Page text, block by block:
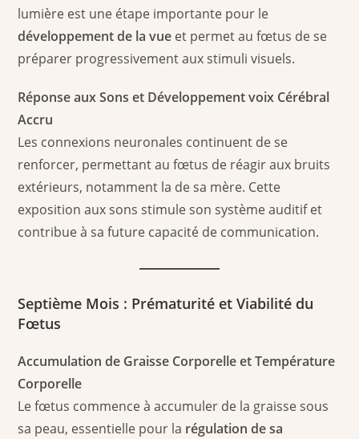
lumière est une étape importante pour le
développement de la vue et permet au fœtus de se
préparer progressivement aux stimuli visuels.
Réponse aux Sons et Développement voix Cérébral
Accru
Les connexions neuronales continuent de se
renforcer, permettant au fœtus de réagir aux bruits
extérieurs, notamment la de sa mère. Cette
exposition aux sons stimule son système auditif et
contribue à sa future capacité de communication.
Septième Mois : Prématurité et Viabilité du
Fœtus
Accumulation de Graisse Corporelle et Température
Corporelle
Le fœtus commence à accumuler de la graisse sous
sa peau, essentielle pour la régulation de sa